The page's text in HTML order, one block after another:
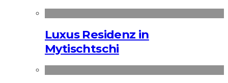
Luxus Residenz in
Mytischtschi